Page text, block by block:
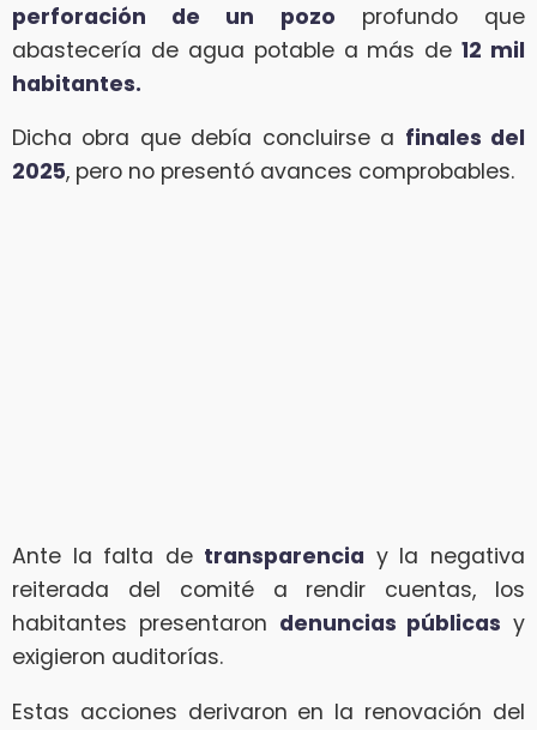
perforación de un pozo profundo que
abastecería de agua potable a más de12 mil
habitantes.
Dicha obra que debía concluirse a finales del
2025, pero no presentó avances comprobables.
Ante la falta de transparencia y la negativa
reiterada del comité a rendir cuentas, los
habitantes presentaron denuncias públicas y
exigieron auditorías.
Estas acciones derivaron en la renovación del